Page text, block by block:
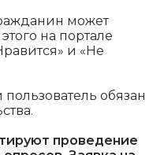
может
на портале
и «Не
обязан
проведение